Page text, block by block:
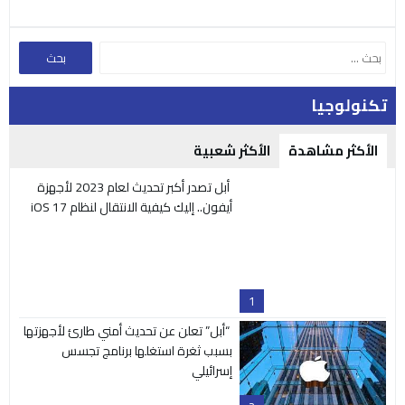
تكنولوجيا
الأكثر مشاهدة الأكثر شعبية
1
أبل تصدر أكبر تحديث لعام 2023 لأجهزة
أيفون.. إليك كيفية الانتقال لنظام iOS 17
“أبل” تعلن عن تحديث أمني طارئ لأجهزتها
بسبب ثغرة استغلها برنامج تجسس
إسرائيلي